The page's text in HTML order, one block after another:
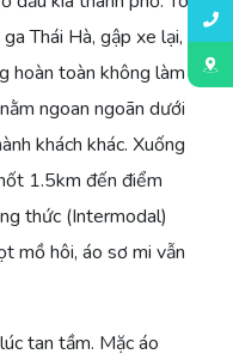
Thái Hà, gập xe lại,
hoàn toàn không làm
ngoan ngoãn dưới
khách khác. Xuống
1.5km đến điểm
thức (Intermodal)
mồ hôi, áo sơ mi vẫn
tan tầm. Mặc áo